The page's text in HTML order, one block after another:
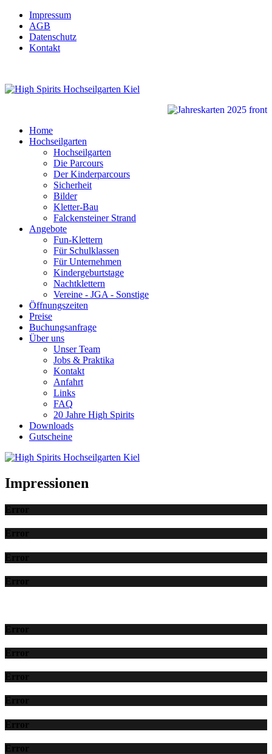
Impressum
AGB
Datenschutz
Kontakt
Home
Hochseilgarten
Hochseilgarten
Die Parcours
Der Kinderparcours
Sicherheit
Bilder
Kletter-Bau
Falckensteiner Strand
Angebote
Fun-Klettern
Für Schulklassen
Für Unternehmen
Kindergeburtstage
Nachtklettern
Vereine - JGA - Sonstige
Öffnungszeiten
Preise
Buchungsanfrage
Über uns
Unser Team
Jobs & Praktika
Kontakt
Anfahrt
Links
FAQ
20 Jahre High Spirits
Downloads
Gutscheine
Impressionen
Error
Error
Error
Error
Error
Error
Error
Error
Error
Error